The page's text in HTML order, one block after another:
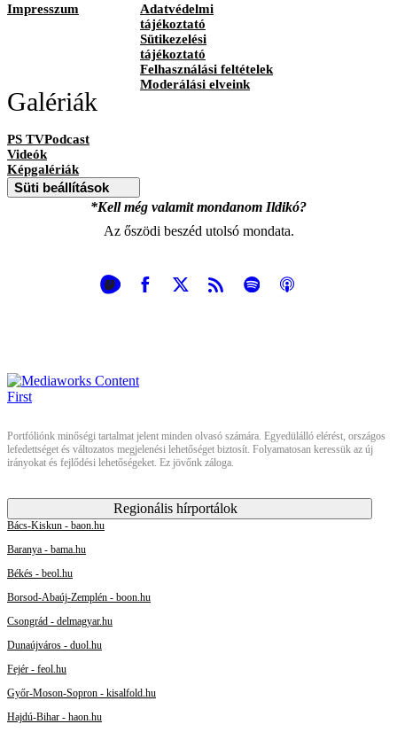
Impresszum
Adatvédelmi
tájékoztató
Sütikezelési
tájékoztató
Felhasználási feltételek
Moderálási elveink
Galériák
PS TVPodcast
Videók
Képgalériák
Süti beállítások
*Kell még valamit mondanom Ildikó?
Az őszödi beszéd utolsó mondata.
Portfóliónk minőségi tartalmat jelent minden olvasó számára. Egyedülálló elérést, országos
lefedettséget és változatos megjelenési lehetőséget biztosít. Folyamatosan keressük az új
irányokat és fejlődési lehetőségeket. Ez jövőnk záloga.
Regionális hírportálok
Bács-Kiskun - baon.hu
Baranya - bama.hu
Békés - beol.hu
Borsod-Abaúj-Zemplén - boon.hu
Csongrád - delmagyar.hu
Dunaújváros - duol.hu
Fejér - feol.hu
Győr-Moson-Sopron - kisalfold.hu
Hajdú-Bihar - haon.hu